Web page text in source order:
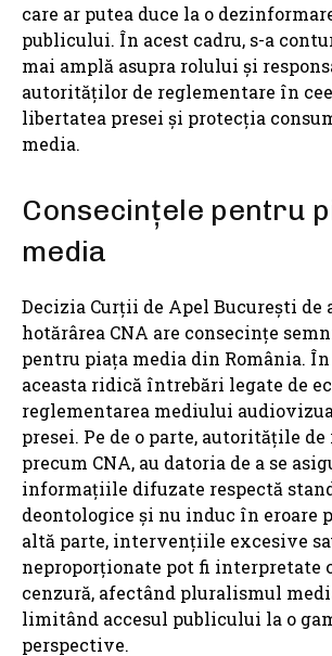
care ar putea duce la o
publicului. În acest cadru, s-a
mai amplă asupra rolului și
autorităților de reglementare în
libertatea presei și protecția
media.
Consecințele pentru
media
Decizia Curții de Apel București de
hotărârea CNA are consecințe
pentru piața media din România.
aceasta ridică întrebări legate de
reglementarea mediului
presei. Pe de o parte, autoritățile
precum CNA, au datoria de a se
informațiile difuzate respectă
deontologice și nu induc în eroare
altă parte, intervențiile excesive
neproporționate pot fi interpretate
cenzură, afectând pluralismul
limitând accesul publicului la o
perspective.